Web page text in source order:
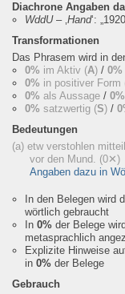
Diachrone Angaben
WddU– ‚Hand‘:
Transformationen
Das Phrasem wird in
0% im Aktiv (A) / 0%
0% in positiver Form
0% als Aussage / 0%
0% satzwertig (S) /
Bedeutungen
(a) etw verstohlen
vor den Mund. (0✕)
Angaben dazu in
In den Belegen wird
wörtlich gebraucht
In 0% der Belege
metasprachlich
Explizite Hinweise
in 0% der Belege
Gebrauch